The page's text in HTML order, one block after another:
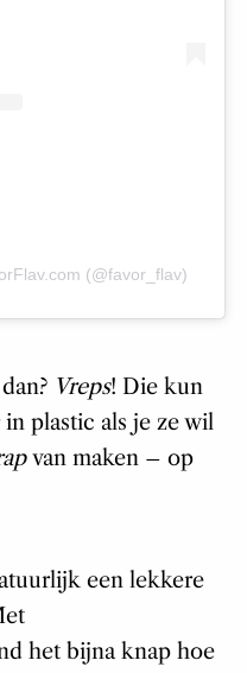
(@favor_flav)
dan? Vreps! Die kun
in plastic als je ze wil
van maken – op
een lekkere
het bijna knap hoe